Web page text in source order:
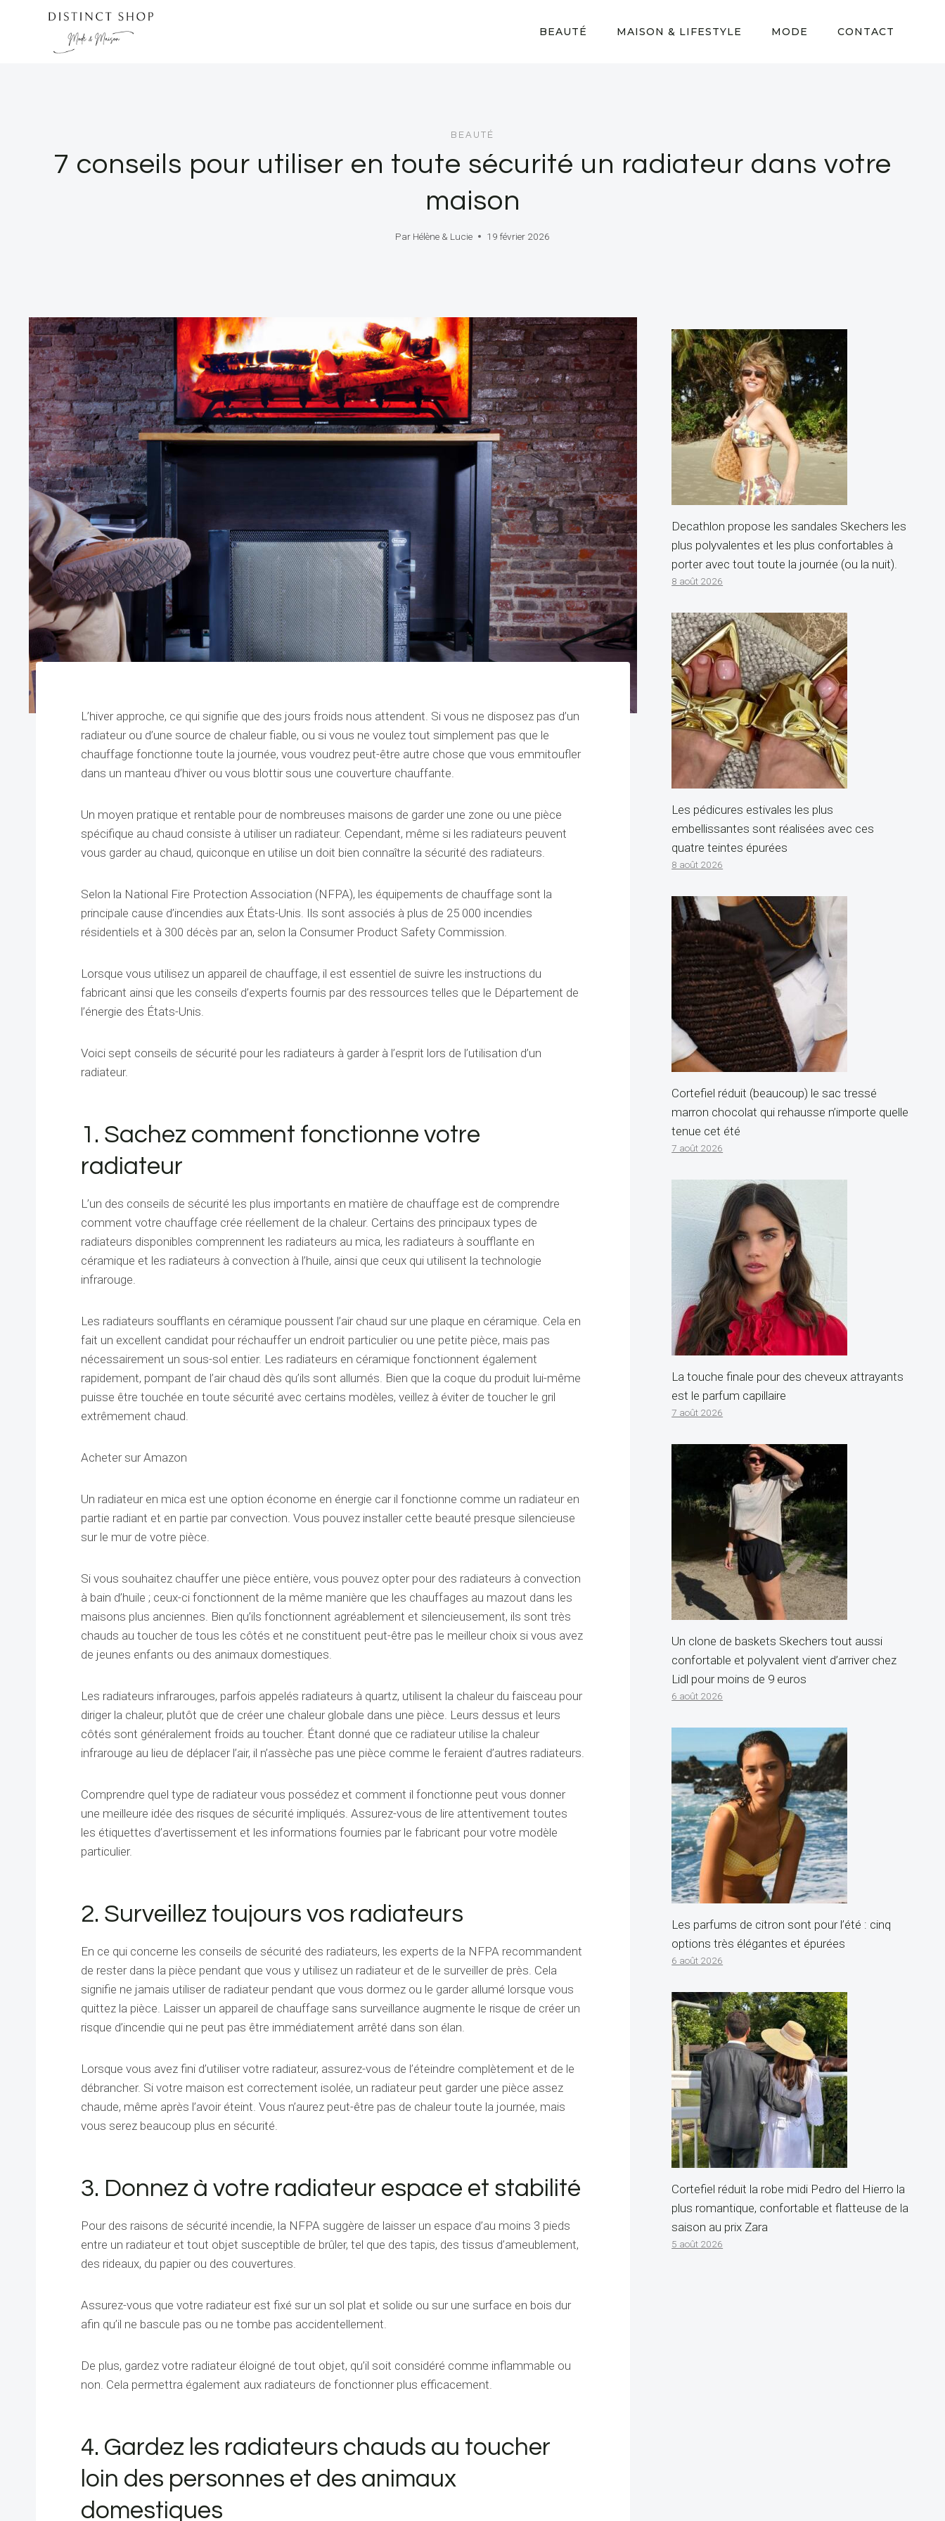
BEAUTÉ MAISON & LIFESTYLE MODE CONTACT
BEAUTÉ
7 conseils pour utiliser en toute sécurité un radiateur dans votre
maison
Par Hélène & Lucie 19 février 2026
L’hiver approche, ce qui signifie que des jours froids nous attendent. Si vous ne disposez pas d’un
radiateur ou d’une source de chaleur fiable, ou si vous ne voulez tout simplement pas que le
chauffage fonctionne toute la journée, vous voudrez peut-être autre chose que vous emmitoufler
dans un manteau d’hiver ou vous blottir sous une couverture chauffante.
Un moyen pratique et rentable pour de nombreuses maisons de garder une zone ou une pièce
spécifique au chaud consiste à utiliser un radiateur. Cependant, même si les radiateurs peuvent
vous garder au chaud, quiconque en utilise un doit bien connaître la sécurité des radiateurs.
Selon la National Fire Protection Association (NFPA), les équipements de chauffage sont la
principale cause d’incendies aux États-Unis. Ils sont associés à plus de 25 000 incendies
résidentiels et à 300 décès par an, selon la Consumer Product Safety Commission.
Lorsque vous utilisez un appareil de chauffage, il est essentiel de suivre les instructions du
fabricant ainsi que les conseils d’experts fournis par des ressources telles que le Département de
l’énergie des États-Unis.
Voici sept conseils de sécurité pour les radiateurs à garder à l’esprit lors de l’utilisation d’un
radiateur.
1. Sachez comment fonctionne votre
radiateur
L’un des conseils de sécurité les plus importants en matière de chauffage est de comprendre
comment votre chauffage crée réellement de la chaleur. Certains des principaux types de
radiateurs disponibles comprennent les radiateurs au mica, les radiateurs à soufflante en
céramique et les radiateurs à convection à l’huile, ainsi que ceux qui utilisent la technologie
infrarouge.
Les radiateurs soufflants en céramique poussent l’air chaud sur une plaque en céramique. Cela en
fait un excellent candidat pour réchauffer un endroit particulier ou une petite pièce, mais pas
nécessairement un sous-sol entier. Les radiateurs en céramique fonctionnent également
rapidement, pompant de l’air chaud dès qu’ils sont allumés. Bien que la coque du produit lui-même
puisse être touchée en toute sécurité avec certains modèles, veillez à éviter de toucher le gril
extrêmement chaud.
Acheter sur Amazon
Un radiateur en mica est une option économe en énergie car il fonctionne comme un radiateur en
partie radiant et en partie par convection. Vous pouvez installer cette beauté presque silencieuse
sur le mur de votre pièce.
Si vous souhaitez chauffer une pièce entière, vous pouvez opter pour des radiateurs à convection
à bain d’huile ; ceux-ci fonctionnent de la même manière que les chauffages au mazout dans les
maisons plus anciennes. Bien qu’ils fonctionnent agréablement et silencieusement, ils sont très
chauds au toucher de tous les côtés et ne constituent peut-être pas le meilleur choix si vous avez
de jeunes enfants ou des animaux domestiques.
Les radiateurs infrarouges, parfois appelés radiateurs à quartz, utilisent la chaleur du faisceau pour
diriger la chaleur, plutôt que de créer une chaleur globale dans une pièce. Leurs dessus et leurs
côtés sont généralement froids au toucher. Étant donné que ce radiateur utilise la chaleur
infrarouge au lieu de déplacer l’air, il n’assèche pas une pièce comme le feraient d’autres radiateurs.
Comprendre quel type de radiateur vous possédez et comment il fonctionne peut vous donner
une meilleure idée des risques de sécurité impliqués. Assurez-vous de lire attentivement toutes
les étiquettes d’avertissement et les informations fournies par le fabricant pour votre modèle
particulier.
2. Surveillez toujours vos radiateurs
En ce qui concerne les conseils de sécurité des radiateurs, les experts de la NFPA recommandent
de rester dans la pièce pendant que vous y utilisez un radiateur et de le surveiller de près. Cela
signifie ne jamais utiliser de radiateur pendant que vous dormez ou le garder allumé lorsque vous
quittez la pièce. Laisser un appareil de chauffage sans surveillance augmente le risque de créer un
risque d’incendie qui ne peut pas être immédiatement arrêté dans son élan.
Lorsque vous avez fini d’utiliser votre radiateur, assurez-vous de l’éteindre complètement et de le
débrancher. Si votre maison est correctement isolée, un radiateur peut garder une pièce assez
chaude, même après l’avoir éteint. Vous n’aurez peut-être pas de chaleur toute la journée, mais
vous serez beaucoup plus en sécurité.
3. Donnez à votre radiateur espace et stabilité
Pour des raisons de sécurité incendie, la NFPA suggère de laisser un espace d’au moins 3 pieds
entre un radiateur et tout objet susceptible de brûler, tel que des tapis, des tissus d’ameublement,
des rideaux, du papier ou des couvertures.
Assurez-vous que votre radiateur est fixé sur un sol plat et solide ou sur une surface en bois dur
afin qu’il ne bascule pas ou ne tombe pas accidentellement.
De plus, gardez votre radiateur éloigné de tout objet, qu’il soit considéré comme inflammable ou
non. Cela permettra également aux radiateurs de fonctionner plus efficacement.
4. Gardez les radiateurs chauds au toucher
loin des personnes et des animaux
domestiques
Decathlon propose les sandales Skechers les
plus polyvalentes et les plus confortables à
porter avec tout toute la journée (ou la nuit).
8 août 2026
Les pédicures estivales les plus
embellissantes sont réalisées avec ces
quatre teintes épurées
8 août 2026
Cortefiel réduit (beaucoup) le sac tressé
marron chocolat qui rehausse n’importe quelle
tenue cet été
7 août 2026
La touche finale pour des cheveux attrayants
est le parfum capillaire
7 août 2026
Un clone de baskets Skechers tout aussi
confortable et polyvalent vient d’arriver chez
Lidl pour moins de 9 euros
6 août 2026
Les parfums de citron sont pour l’été : cinq
options très élégantes et épurées
6 août 2026
Cortefiel réduit la robe midi Pedro del Hierro la
plus romantique, confortable et flatteuse de la
saison au prix Zara
5 août 2026